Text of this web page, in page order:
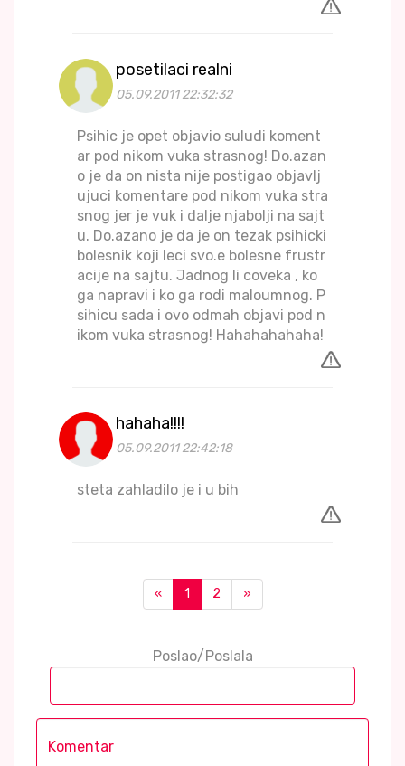
posetilaci realni
05.09.2011 22:32:32
Psihic je opet objavio suludi koment
ar pod nikom vuka strasnog! Do.azan
o je da on nista nije postigao objavlj
ujuci komentare pod nikom vuka stra
snog jer je vuk i dalje njabolji na sajt
u. Do.azano je da je on tezak psihicki
bolesnik koji leci svo.e bolesne frustr
acije na sajtu. Jadnog li coveka , ko
ga napravi i ko ga rodi maloumnog. P
sihicu sada i ovo odmah objavi pod n
ikom vuka strasnog! Hahahahahaha!
hahaha!!!!
05.09.2011 22:42:18
steta zahladilo je i u bih
« 1 2 »
Poslao/Poslala